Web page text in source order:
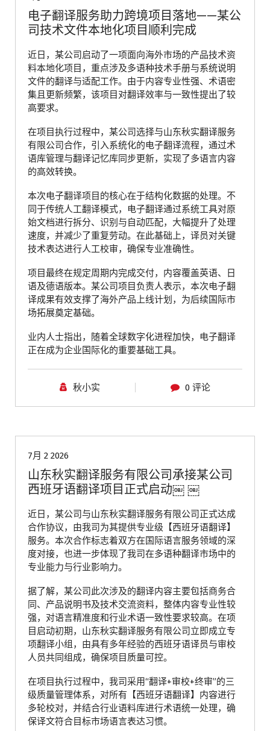
电子翻译服务助力跨境项目落地——某公
司技术文件本地化项目顺利完成
近日，某公司启动了一项面向海外市场的产品技术资
料本地化项目，重点涉及多语种技术手册与系统说明
文件的翻译与适配工作。由于内容专业性强、术语密
集且更新频繁，该项目对翻译效率与一致性提出了较
高要求。
在项目执行过程中，某公司选择与山东秋实翻译服务
有限公司合作，引入系统化的电子翻译流程，通过术
语库管理与翻译记忆库同步更新，实现了多语言内容
的高效转换。
本次电子翻译项目的核心在于结构化数据的处理。不
同于传统人工翻译模式，电子翻译通过系统工具对原
始文档进行拆分、识别与自动匹配，大幅提升了处理
速度，并减少了重复劳动。在此基础上，译员对关键
技术表达进行人工校审，确保专业准确性。
项目最终在规定周期内完成交付，内容覆盖英语、日
语及德语版本。某公司项目负责人表示，本次电子翻
译成果有效支撑了海外产品上线计划，为后续国际市
场拓展奠定基础。
业内人士指出，随着全球数字化进程加快，电子翻译
正在成为企业国际化的重要基础工具。
秋小实 0 评论
7月 2 2026
山东秋实翻译服务有限公司承接某公司
西班牙语翻译项目正式启动￼ ￼
近日，某公司与山东秋实翻译服务有限公司正式达成
合作协议，由我司为其提供专业级【西班牙语翻译】
服务。本次合作标志着双方在国际语言服务领域的深
度对接，也进一步体现了我司在多语种翻译市场中的
专业能力与行业影响力。
据了解，某公司此次涉及的翻译内容主要包括商务合
同、产品说明书及技术交流资料，整体内容专业性较
强，对语言精准度和行业术语一致性要求较高。在项
目启动初期，山东秋实翻译服务有限公司立即成立专
项翻译小组，由具有多年经验的西班牙语译员与审校
人员共同组成，确保项目质量可控。
在项目执行过程中，我司采用“翻译+审校+终审”的三
级质量管理体系，对所有【西班牙语翻译】内容进行
多轮校对，并结合行业语料库进行术语统一处理，确
保译文符合目标市场语言表达习惯。